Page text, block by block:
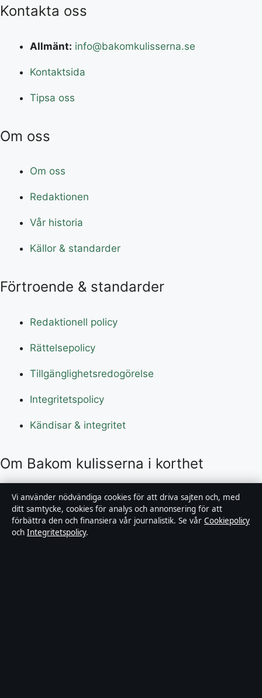
Kontakta oss
Allmänt: info@bakomkulisserna.se
Kontaktsida
Tipsa oss
Om oss
Om oss
Redaktionen
Vår historia
Källor & standarder
Förtroende & standarder
Redaktionell policy
Rättelsepolicy
Tillgänglighetsredogörelse
Integritetspolicy
Kändisar & integritet
Om Bakom kulisserna i korthet
Bakom kulisserna är en oberoende svensk digital
nyhetssajt med fokus på film, tv, kultur och
nöjesnyheter. Varje artikel har en namngiven byline,
granskas av en redaktör och faktagranskas innan
Vi använder nödvändiga cookies för att driva sajten och, med
ditt samtycke, cookies för analys och annonsering för att
förbättra den och finansiera vår journalistik. Se vår Cookiepolicy
och Integritetspolicy.